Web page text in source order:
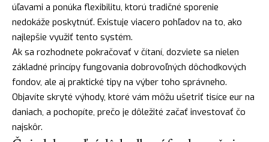
úľavami a ponúka flexibilitu, ktorú tradičné sporenie
nedokáže poskytnúť. Existuje viacero pohľadov na to, ako
najlepšie využiť tento systém.
Ak sa rozhodnete pokračovať v čítaní, dozviete sa nielen
základné princípy fungovania dobrovoľných dôchodkových
fondov, ale aj praktické tipy na výber toho správneho.
Objavíte skryté výhody, ktoré vám môžu ušetriť tisíce eur na
daniach, a pochopíte, prečo je dôležité začať investovať čo
najskôr.